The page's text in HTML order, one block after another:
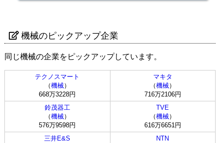
機械のピックアップ企業
同じ機械の企業をピックアップしています。
テクノスマート
（機械）
668万3228円
マキタ
（機械）
716万2106円
鈴茂器工
（機械）
576万9598円
TVE
（機械）
616万6651円
三井E&S
NTN